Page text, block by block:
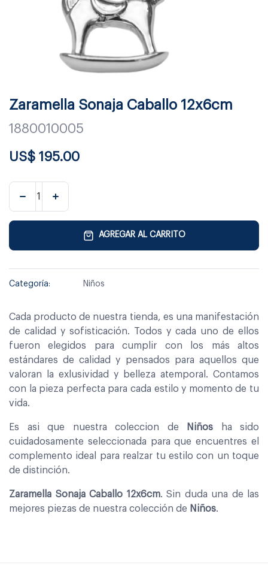
Zaramella Sonaja Caballo 12x6cm
1880010005
US$ 195.00
AGREGAR AL CARRITO
Categoría: Niños
Cada producto de nuestra tienda, es una manifestación
de calidad y sofisticación. Todos y cada uno de ellos
fueron elegidos para cumplir con los más altos
estándares de calidad y pensados para aquellos que
valoran la exlusividad y belleza atemporal. Contamos
con la pieza perfecta para cada estilo y momento de tu
vida.
Es asi que nuestra coleccion de Niños ha sido
cuidadosamente seleccionada para que encuentres el
complemento ideal para realzar tu estilo con un toque
de distinción.
Zaramella Sonaja Caballo 12x6cm. Sin duda una de las
mejores piezas de nuestra colección de Niños.